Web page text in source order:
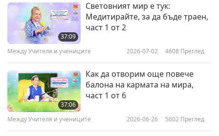
37:09
Световният мир е тук:
Медитирайте, за да бъде траен,
част 1 от 2
Между Учителя и учениците 2026-07-02 4608 Преглед
37:06
Как да отворим още повече
балона на кармата на мира,
част 1 от 6
Между Учителя и учениците 2026-06-26 5602 Преглед